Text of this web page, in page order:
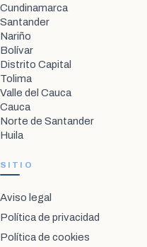
Cundinamarca
Santander
Nariño
Bolívar
Distrito Capital
Tolima
Valle del Cauca
Cauca
Norte de Santander
Huila
SITIO
Aviso legal
Política de privacidad
Política de cookies